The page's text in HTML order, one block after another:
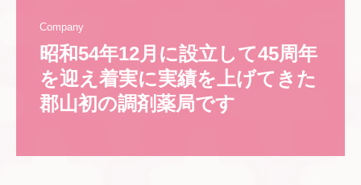
Company
昭和54年12月に設立して45周年
を迎え着実に実績を上げてきた
郡山初の調剤薬局です